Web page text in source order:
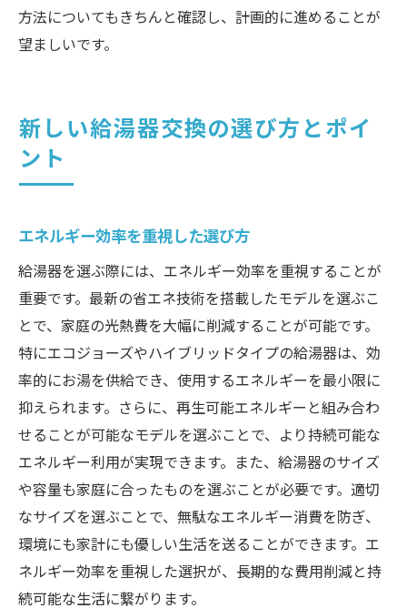
方法についてもきちんと確認し、計画的に進めることが
望ましいです。
新しい給湯器交換の選び方とポイ
ント
エネルギー効率を重視した選び方
給湯器を選ぶ際には、エネルギー効率を重視することが
重要です。最新の省エネ技術を搭載したモデルを選ぶこ
とで、家庭の光熱費を大幅に削減することが可能です。
特にエコジョーズやハイブリッドタイプの給湯器は、効
率的にお湯を供給でき、使用するエネルギーを最小限に
抑えられます。さらに、再生可能エネルギーと組み合わ
せることが可能なモデルを選ぶことで、より持続可能な
エネルギー利用が実現できます。また、給湯器のサイズ
や容量も家庭に合ったものを選ぶことが必要です。適切
なサイズを選ぶことで、無駄なエネルギー消費を防ぎ、
環境にも家計にも優しい生活を送ることができます。エ
ネルギー効率を重視した選択が、長期的な費用削減と持
続可能な生活に繋がります。